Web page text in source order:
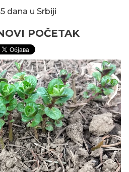
dana u Srbiji
POČETAK